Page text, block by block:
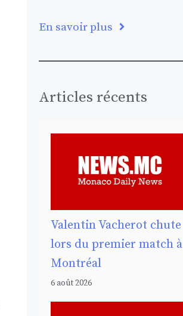
En savoir plus
Articles récents
Valentin Vacherot chute
lors du premier match à
Montréal
6 août 2026